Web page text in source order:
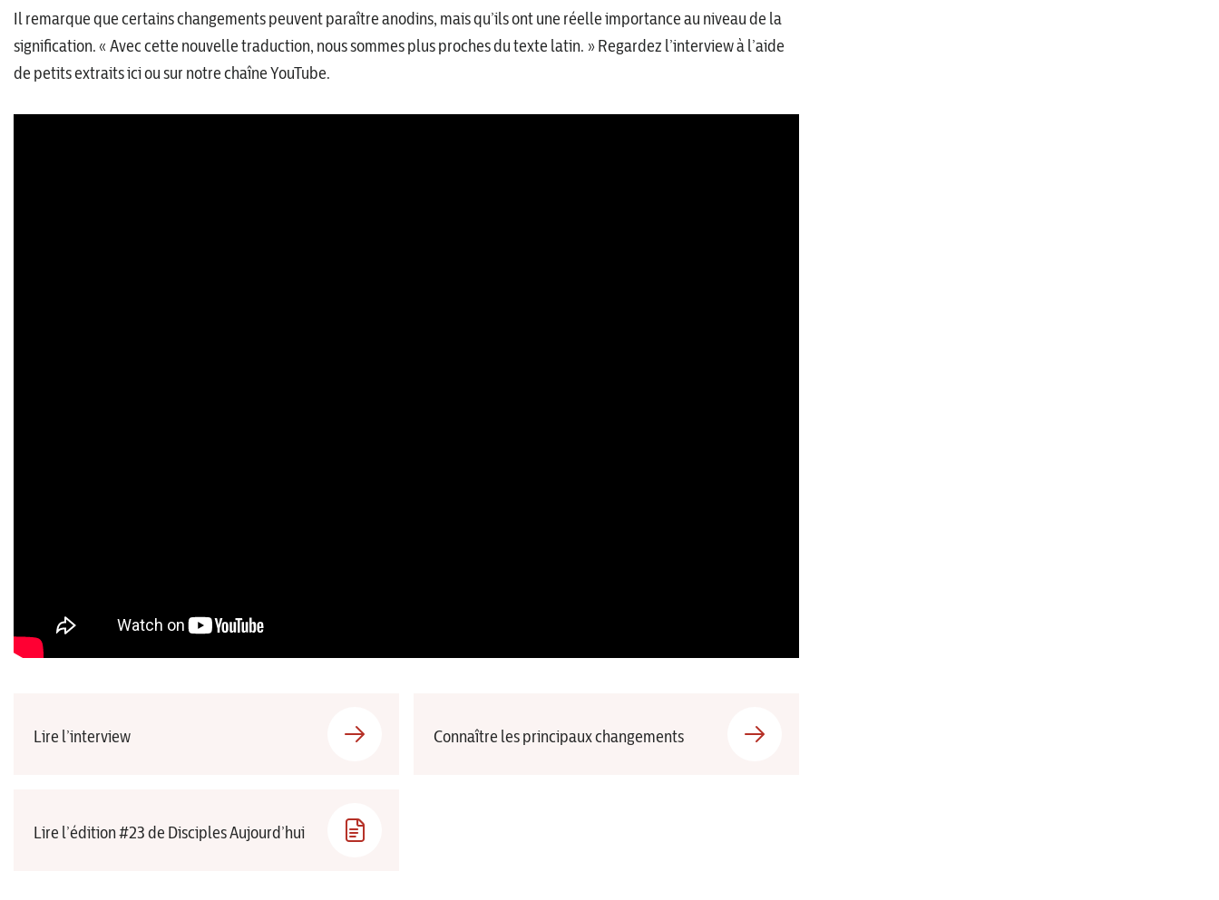
Il remarque que certains changements peuvent paraître anodins, mais qu’ils ont une réelle importance au niveau de la
signification. « Avec cette nouvelle traduction, nous sommes plus proches du texte latin. » Regardez l’interview à l’aide
de petits extraits ici ou sur notre chaîne YouTube.
Lire l’interview Connaître les principaux changements
Lire l’édition #23 de Disciples Aujourd’hui